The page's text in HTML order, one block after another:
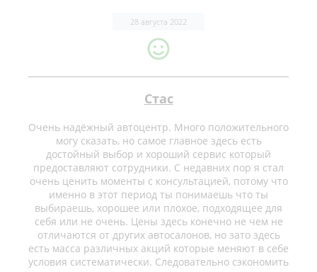
28 августа 2022
Стас
Очень надёжный автоцентр. Много положительного
могу сказать, но самое главное здесь есть
достойный выбор и хороший сервис который
предоставляют сотрудники. С недавних пор я стал
очень ценить моменты с консультацией, потому что
именно в этот период ты понимаешь что ты
выбираешь, хорошее или плохое, подходящее для
себя или не очень. Цены здесь конечно не чем не
отличаются от других автосалонов, но зато здесь
есть масса различных акций которые меняют в себе
условия систематически. Следовательно сэкономить